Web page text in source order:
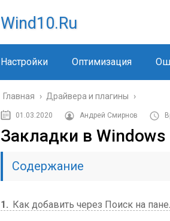
Wind10.ru
Настройки Оптимизация
Главная › Драйвера и плагины ›
01.03.2020 Андрей Смирнов
Закладки в
Содержание
1
Как добавить через Поиск на